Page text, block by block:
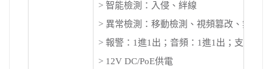
> 智能檢測：入侵、絆線
> 異常檢測：移動檢測、視頻篡改、無SD
> 報警：1進1出；音頻：1進1出；支持最
> 12V DC/PoE供電